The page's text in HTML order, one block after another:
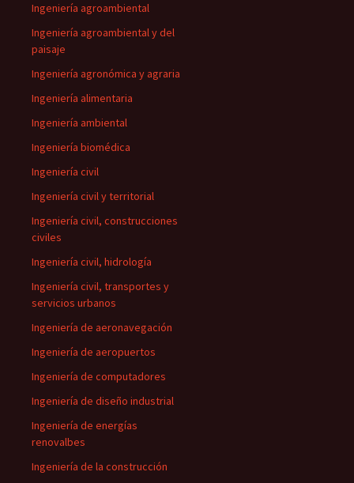
Ingeniería agroambiental
Ingeniería agroambiental y del
paisaje
Ingeniería agronómica y agraria
Ingeniería alimentaria
Ingeniería ambiental
Ingeniería biomédica
Ingeniería civil
Ingeniería civil y territorial
Ingeniería civil, construcciones
civiles
Ingeniería civil, hidrología
Ingeniería civil, transportes y
servicios urbanos
Ingeniería de aeronavegación
Ingeniería de aeropuertos
Ingeniería de computadores
Ingeniería de diseño industrial
Ingeniería de energías
renovalbes
Ingeniería de la construcción